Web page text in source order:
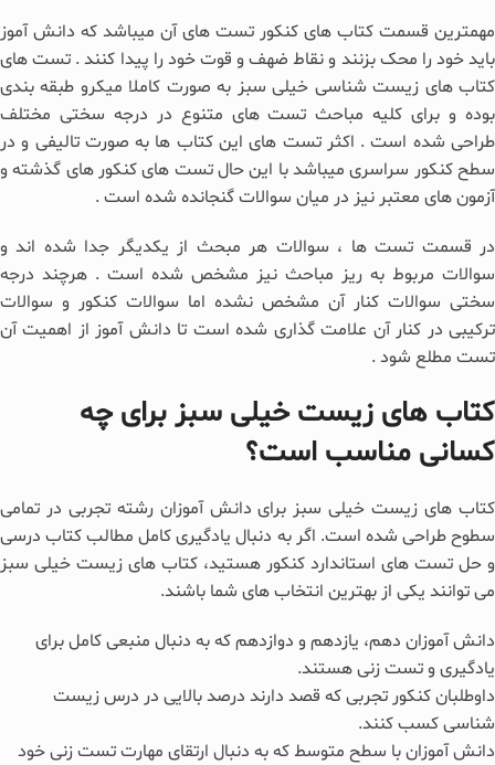
مهمترین قسمت کتاب های کنکور تست های آن میباشد که دانش آموز
باید خود را محک بزنند و نقاط ضهف و قوت خود را پیدا کنند . تست های
کتاب های زیست شناسی خیلی سبز به صورت کاملا میکرو طبقه بندی
بوده و برای کلیه مباحث تست های متنوع در درجه سختی مختلف
طراحی شده است . اکثر تست های این کتاب ها به صورت تالیفی و در
سطح کنکور سراسری میباشد با این حال تست های کنکور های گذشته و
آزمون های معتبر نیز در میان سوالات گنجانده شده است .
در قسمت تست ها ، سوالات هر مبحث از یکدیگر جدا شده اند و
سوالات مربوط به ریز مباحث نیز مشخص شده است . هرچند درجه
سختی سوالات کنار آن مشخص نشده اما سوالات کنکور و سوالات
ترکیبی در کنار آن علامت گذاری شده است تا دانش آموز از اهمیت آن
تست مطلع شود .
کتاب های زیست خیلی سبز برای چه
کسانی مناسب است؟
کتاب های زیست خیلی سبز برای دانش آموزان رشته تجربی در تمامی
سطوح طراحی شده است. اگر به دنبال یادگیری کامل مطالب کتاب درسی
و حل تست های استاندارد کنکور هستید، کتاب های زیست خیلی سبز
می توانند یکی از بهترین انتخاب های شما باشند.
دانش آموزان دهم، یازدهم و دوازدهم که به دنبال منبعی کامل برای
یادگیری و تست زنی هستند.
داوطلبان کنکور تجربی که قصد دارند درصد بالایی در درس زیست
شناسی کسب کنند.
دانش آموزان با سطح متوسط که به دنبال ارتقای مهارت تست زنی خود